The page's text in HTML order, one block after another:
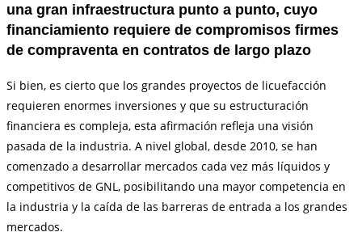
una gran infraestructura punto a punto, cuyo
financiamiento requiere de compromisos firmes
de compraventa en contratos de largo plazo
Si bien, es cierto que los grandes proyectos de licuefacción
requieren enormes inversiones y que su estructuración
financiera es compleja, esta afirmación refleja una visión
pasada de la industria. A nivel global, desde 2010, se han
comenzado a desarrollar mercados cada vez más líquidos y
competitivos de GNL, posibilitando una mayor competencia en
la industria y la caída de las barreras de entrada a los grandes
mercados.